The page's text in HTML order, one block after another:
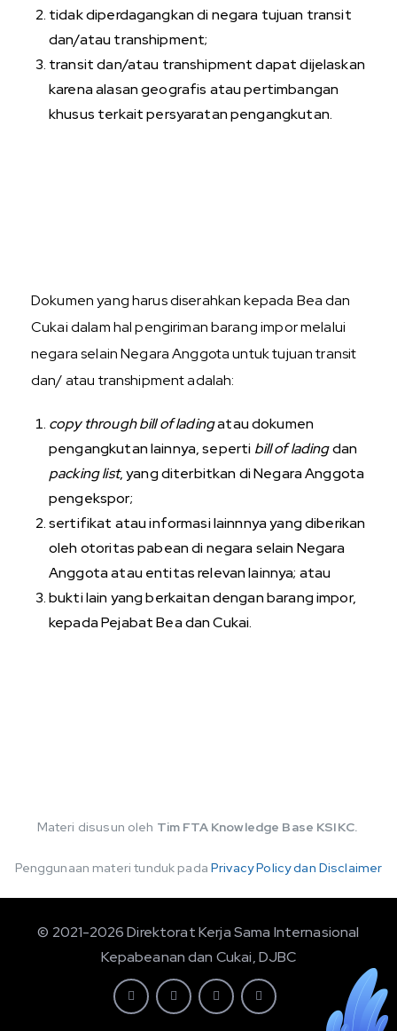
tidak diperdagangkan di negara tujuan transit
dan/atau transhipment;
transit dan/atau transhipment dapat dijelaskan
karena alasan geografis atau pertimbangan
khusus terkait persyaratan pengangkutan.
Dokumen yang harus diserahkan kepada Bea dan
Cukai dalam hal pengiriman barang impor melalui
negara selain Negara Anggota untuk tujuan transit
dan/ atau transhipment adalah:
copy through bill of ladingatau dokumen
pengangkutan lainnya, seperti bill of ladingdan
packing list, yang diterbitkan di Negara Anggota
pengekspor;
sertifikat atau informasi lainnnya yang diberikan
oleh otoritas pabean di negara selain Negara
Anggota atau entitas relevan lainnya; atau
bukti lain yang berkaitan dengan barang impor,
kepada Pejabat Bea dan Cukai.
Materi disusun oleh Tim FTA Knowledge Base KSIKC.
Penggunaan materi tunduk padaPrivacy Policy dan Disclaimer
© 2021-2026 Direktorat Kerja Sama Internasional
Kepabeanan dan Cukai, DJBC